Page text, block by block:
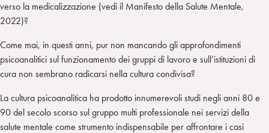
verso la medicalizzazione (vedi il Manifesto della Salute Mentale,
2022)?
Come mai, in questi anni, pur non mancando gli approfondimenti
psicoanalitici sul funzionamento dei gruppi di lavoro e sull’istituzioni di
cura non sembrano radicarsi nella cultura condivisa?
La cultura psicoanalitica ha prodotto innumerevoli studi negli anni 80 e
90 del secolo scorso sul gruppo multi professionale nei servizi della
salute mentale come strumento indispensabile per affrontare i casi